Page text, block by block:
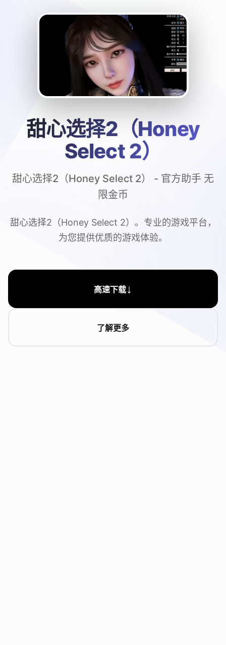
甜心选择2（Honey
Select 2）
甜心选择2（Honey Select 2） - 官方助手 无
限金币
甜心选择2（Honey Select 2）。专业的游戏平台，
为您提供优质的游戏体验。
高速下载↓
了解更多